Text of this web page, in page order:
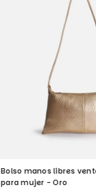
Bolso manos libres
para mujer - Oro